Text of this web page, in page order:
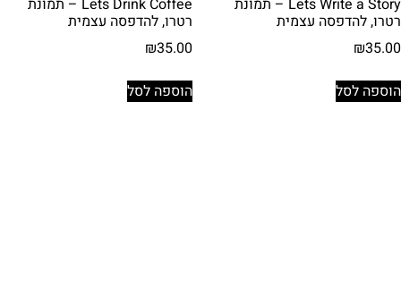
רטרו, להדפסה עצמית
₪35.00
הוספה לסל
רטרו, להדפסה עצמית
₪35.00
הוספה לסל